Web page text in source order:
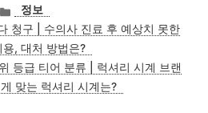
카
테
고
리
정보
청구 | 수의사 진료 후 예상치 못한
용, 대처 방법은?
등급 티어 분류 | 럭셔리 시계 브랜
맞는 럭셔리 시계는?